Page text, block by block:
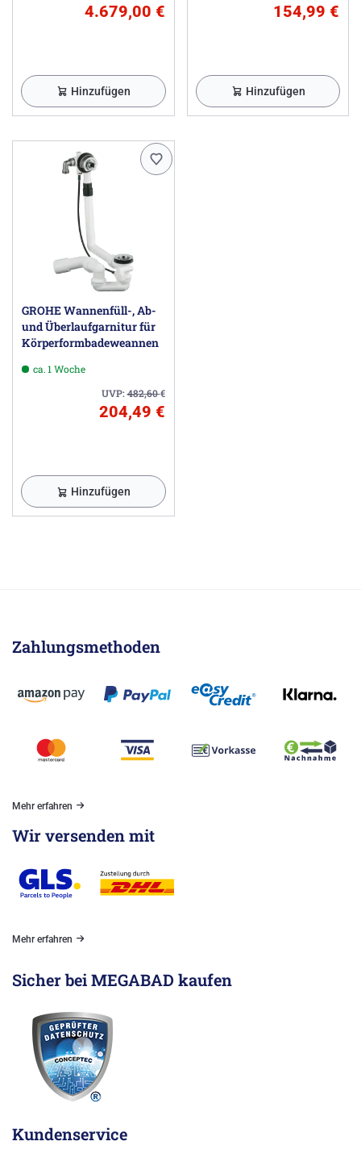
4.679,00 €
Hinzufügen
154,99 €
Hinzufügen
GROHE Wannenfüll-, Ab-
und Überlaufgarnitur für
Körperformbadeweannen
ca. 1 Woche
UVP:482,60€
204,49 €
Hinzufügen
Zahlungsmethoden
Mehr erfahren
Wir versenden mit
Mehr erfahren
Sicher bei MEGABAD kaufen
Kundenservice